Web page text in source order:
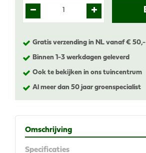
Gratis verzending in NL vanaf € 50,-
Binnen 1-3 werkdagen geleverd
Ook te bekijken in ons tuincentrum
Al meer dan 50 jaar groenspecialist
Omschrijving
Specificaties